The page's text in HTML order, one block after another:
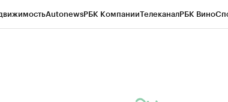
AutonewsРБК КомпанииТелеканалРБК Вино